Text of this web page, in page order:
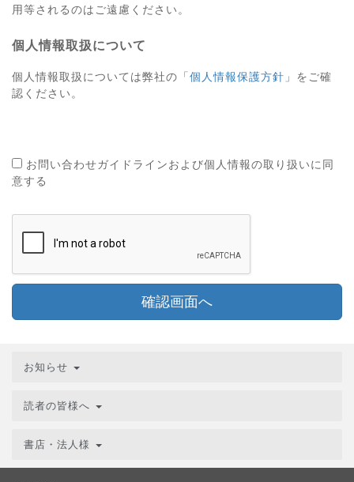
用等されるのはご遠慮ください。
個人情報取扱について
個人情報取扱については弊社の「 個人情報保護方針 」をご確
認ください。
お問い合わせガイドラインおよび個人情報の取り扱いに同
意する
確認画面へ
お知らせ
読者の皆様へ
書店・法人様